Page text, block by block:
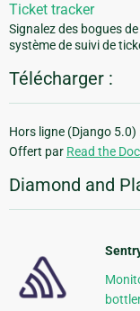
Ticket tracker
Signalez des bogues
système de suivi de
Télécharger :
Hors ligne (Django 5.0)
Offert par Read the
Diamond and